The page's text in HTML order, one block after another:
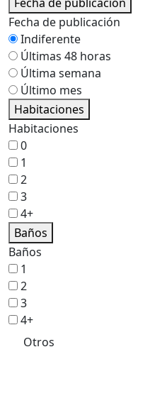
Fecha de publicación
Indiferente
Últimas 48 horas
Última semana
Último mes
Habitaciones
Habitaciones
0
1
2
3
4+
Baños
Baños
1
2
3
4+
Otros